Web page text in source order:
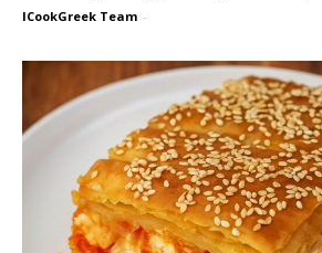
ICookGreek Team -